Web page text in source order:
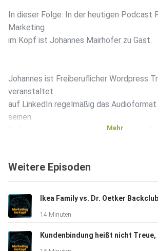
In dieser Folge: In der heutigen Podcast
Marketing
im Kopf ist Johannes Mairhofer zu Gast.
Johannes ist Freiberuflicher Wordpress
veranstaltet
auf LinkedIn regelmäßig das
seinen
Referenzen gehören Unternehmen wie
In dieser Folge erklärt Johannes welche
Wordpress gerade gibt, warum er glaubt,
und co. in
Zukunft weniger relevant sein werden
über
Mehr
Weitere Episoden
14 Minuten